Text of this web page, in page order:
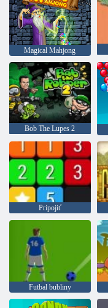
Magical Mahjong
Bob The Lupes 2
Pripojiť
Futbal bubliny